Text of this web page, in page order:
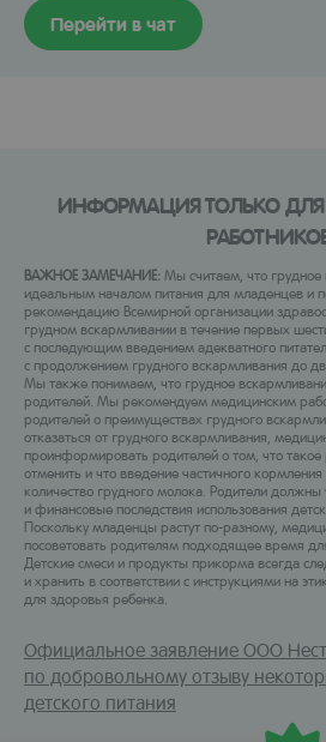
Перейти в чат
ИНФОРМАЦИЯ ТОЛЬКО
ВАЖНОЕ ЗАМЕЧАНИЕ:Мы считаем, что грудное
идеальным началом питания для младенцев и
рекомендацию Всемирной организации
грудном вскармливании в течение первых
с последующим введением адекватного
с продолжением грудного вскармливания до
Мы также понимаем, что грудное
родителей. Мы рекомендуем медицинским
родителей о преимуществах грудного
отказаться от грудного вскармливания,
проинформировать родителей о том, что
отменить и что введение частичного
количество грудного молока. Родители
и финансовые последствия использования
Поскольку младенцы растут по-разному,
посоветовать родителям подходящее время
Детские смеси и продукты прикорма всегда
и хранить в соответствии с инструкциями на
для здоровья ребенка.
Официальное заявление ООО
по добровольному отзыву
детского питания